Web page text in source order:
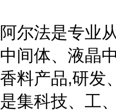
阿尔法是专业
中间体、液晶
香料产品,研发
是集科技、工